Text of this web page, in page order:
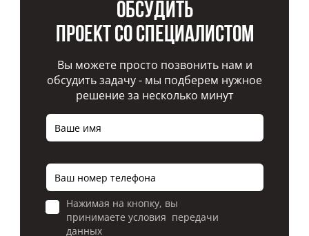
Обсудить
проект со специалистом
Вы можете просто позвонить нам и
обсудить задачу - мы подберем нужное
решение за несколько минут
Нажимая на кнопку, вы
принимаете условия передачи
данных